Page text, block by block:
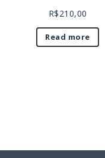
R$210,00
Read more